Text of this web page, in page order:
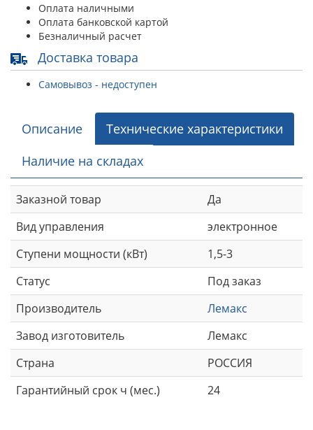
Оплата наличными
Оплата банковской картой
Безналичный расчет
Доставка товара
Самовывоз - недоступен
Описание
Технические характеристики
Наличие на складах
Заказной товар
Да
Вид управления
электронное
Ступени мощности (кВт)
1,5-3
Статус
Под заказ
Производитель
Лемакс
Завод изготовитель
Лемакс
Страна
РОССИЯ
Гарантийный срок ч (мес.)
24